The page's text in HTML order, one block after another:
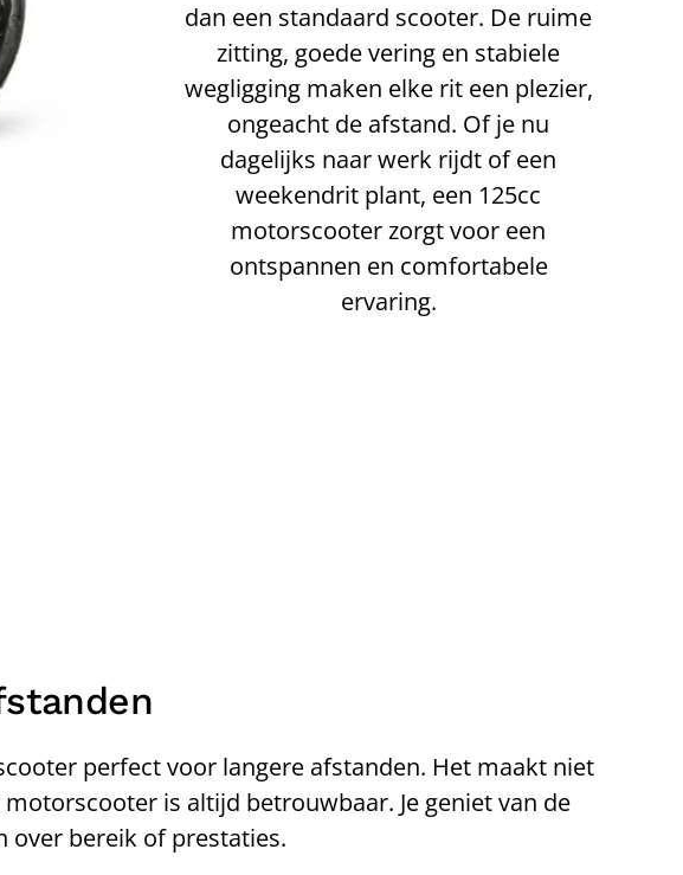
dan een standaard scooter. De ruime
zitting, goede vering en stabiele
wegligging maken elke rit een plezier,
ongeacht de afstand. Of je nu
dagelijks naar werk rijdt of een
weekendrit plant, een 125cc
motorscooter zorgt voor een
ontspannen en comfortabele
ervaring.
perfect voor langere afstanden. Het maakt niet
is altijd betrouwbaar. Je geniet van de
over bereik of prestaties.